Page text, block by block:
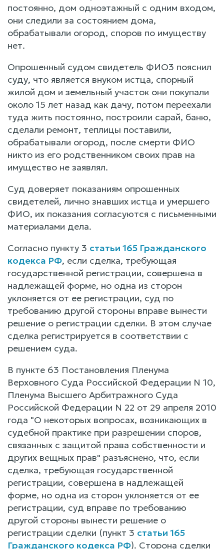
постоянно, дом одноэтажный с одним входом,
они следили за состоянием дома,
обрабатывали огород, споров по имуществу
нет.
Опрошенный судом свидетель ФИО3 пояснил
суду, что является внуком истца, спорный
жилой дом и земельный участок они покупали
около 15 лет назад как дачу, потом переехали
туда жить постоянно, построили сарай, баню,
сделали ремонт, теплицы поставили,
обрабатывали огород, после смерти ФИО
никто из его родственником своих прав на
имущество не заявлял.
Суд доверяет показаниям опрошенных
свидетелей, лично знавших истца и умершего
ФИО, их показания согласуются с письменными
материалами дела.
Согласно пункту 3 статьи 165 Гражданского
кодекса РФ, если сделка, требующая
государственной регистрации, совершена в
надлежащей форме, но одна из сторон
уклоняется от ее регистрации, суд по
требованию другой стороны вправе вынести
решение о регистрации сделки. В этом случае
сделка регистрируется в соответствии с
решением суда.
В пункте 63 Постановления Пленума
Верховного Суда Российской Федерации N 10,
Пленума Высшего Арбитражного Суда
Российской Федерации N 22 от 29 апреля 2010
года "О некоторых вопросах, возникающих в
судебной практике при разрешении споров,
связанных с защитой права собственности и
других вещных прав" разъяснено, что, если
сделка, требующая государственной
регистрации, совершена в надлежащей
форме, но одна из сторон уклоняется от ее
регистрации, суд вправе по требованию
другой стороны вынести решение о
регистрации сделки (пункт 3 статьи 165
Гражданского кодекса РФ). Сторона сделки